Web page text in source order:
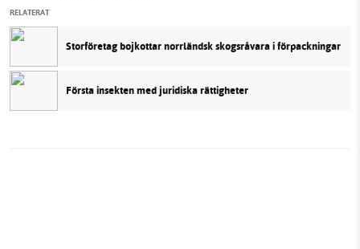
RELATERAT
Storföretag bojkottar norrländsk skogsråvara i förpackningar
Första insekten med juridiska rättigheter